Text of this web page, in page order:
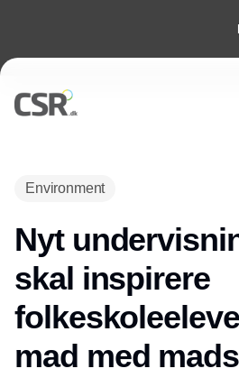
Environment
Nyt
skal inspirere
mad med